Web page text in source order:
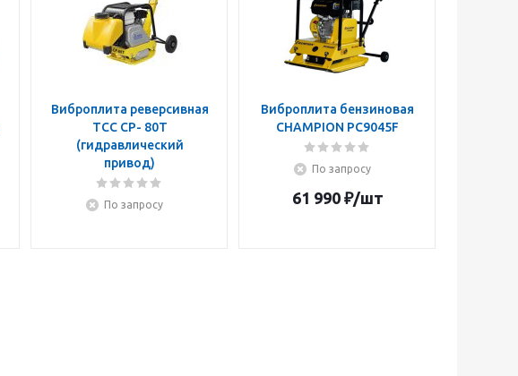
Виброплита реверсивная
ТСС CP- 80T
(гидравлический
привод)
По запросу
Виброплита бензиновая
CHAMPION PC9045F
По запросу
61 990₽/шт